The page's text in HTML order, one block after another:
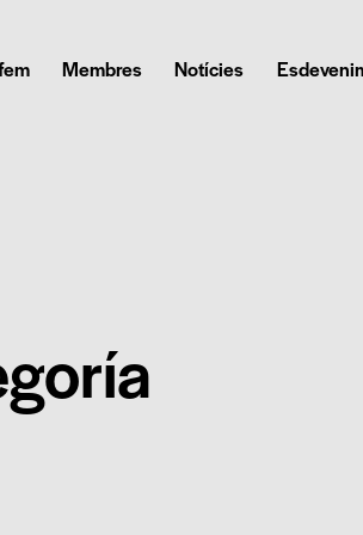
Membres Notícies